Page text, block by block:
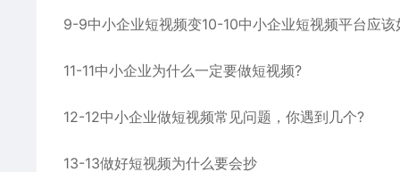
9-9中小企业短视频变10-10中小企业短视频平台应该
11-11中小企业为什么一定要做短视频?
12-12中小企业做短视频常见问题，你遇到几个?
13-13做好短视频为什么要会抄